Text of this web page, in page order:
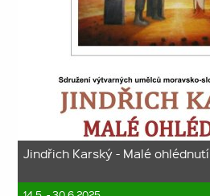
Jindřich Karský - Malé ohlédnutí